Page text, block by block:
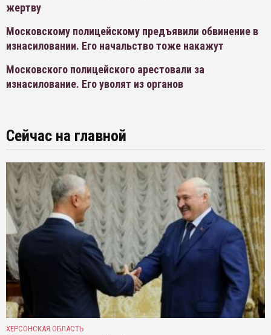
жертву
Московскому полицейскому предъявили обвинение в
изнасиловании. Его начальство тоже накажут
Московского полицейского арестовали за
изнасилование. Его уволят из органов
Сейчас на главной
ХЕРСОНСКАЯ ОБЛАСТЬ